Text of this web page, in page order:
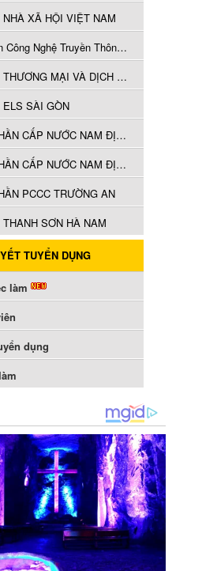
XÃ HỘI VIỆT NAM
Công Ty Cổ Phẩn Công Nghệ Truyền Thông Á Việt
CÔNG TY TNHH THƯƠNG MẠI VÀ DỊCH VỤ TỔNG HỢP H&H
ELS SÀI GÒN
CÔNG TY CỔ PHẦN CẤP NƯỚC NAM ĐỊNH
CÔNG TY CỔ PHẦN CẤP NƯỚC NAM ĐỊNH
PCCC TRƯỜNG AN
SƠN HÀ NAM
TUYỂN DỤNG
làm
dụng